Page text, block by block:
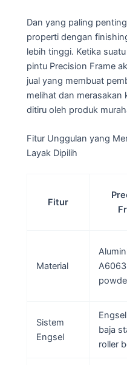
Dan yang paling
properti dengan
lebih tinggi. Ketika
pintu Precision Frame
jual yang membuat
melihat dan merasakan
ditiru oleh produk
Fitur Unggulan yang
Layak Dipilih
Fitur
Material
Sistem
Engsel
baja
roller